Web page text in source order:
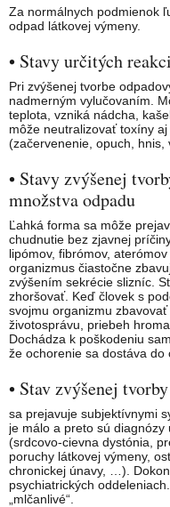
Za normálnych podmienok
odpad látkovej výmeny.
• Stavy určitých
Pri zvýšenej tvorbe
nadmerným vylučovaním.
teplota, vzniká nádcha,
môže neutralizovať toxíny
(začervenenie, opuch, hnis,
• Stavy zvýšenej
množstva odpadu
Ľahká forma sa môže
chudnutie bez zjavnej
lipómov, fibrómov,
organizmus čiastočne
zvýšením sekrécie slizníc.
zhoršovať. Keď človek s
svojmu organizmu
životosprávu, priebeh
Dochádza k poškodeniu
že ochorenie sa dostáva do
• Stav zvýšenej
sa prejavuje subjektívnymi
je málo a preto sú
(srdcovo-cievna dystónia,
poruchy látkovej výmeny,
chronickej únavy, …).
psychiatrických
„mlčanlivé“.